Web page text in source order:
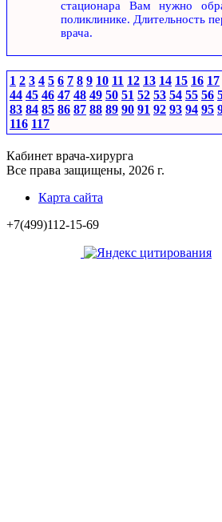
стационара Вам нужно
поликлинике. Длительность
врача.
1 2 3 4 5 6 7 8 9 10 11 12 13 14 15 16 17
44 45 46 47 48 49 50 51 52 53 54 55 56
83 84 85 86 87 88 89 90 91 92 93 94 95
116 117
Кабинет врача-хирурга
Все права защищены, 2026 г.
Карта сайта
+7(499)112-15-69